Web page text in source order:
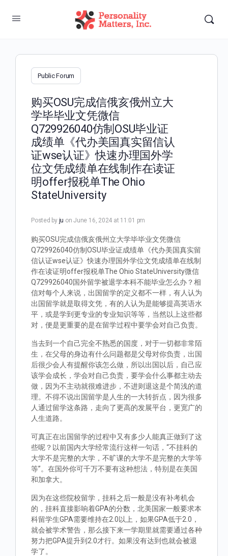
Public Forum
购买OSU完成信俄亥俄州立大
学毕毕业文凭微信
Q729926040仿制OSU毕业证
成绩单《代办美国真实留信认
证wse认证》快速办理国外学
位文凭成绩单在线制作在读证
明offer报税单The Ohio
StateUniversity
Posted by ju on June 16, 2024 at 11:01 pm
购买OSU完成信俄亥俄州立大学毕毕业文凭微信
Q729926040仿制OSU毕业证成绩单《代办美国真实留
信认证wse认证》快速办理国外学位文凭成绩单在线制
作在读证明offer报税单The Ohio StateUniversity微信
Q729926040国外留学被退学本科不能毕业怎么办？相
信对每个人来说，出国留学的定义都不一样，有人认为
出国留学就是取得文凭，有的人认为是能够提高英语水
平，或是学到更专业的专业知识等等，当然以上这些都
对，便是更重要的是在留学过程中要学会对自己负责。
当去到一个自己完全不熟悉的国度，对于一切都非常陌
生，在父母的身边有什么问题都是父母对你负责，出国
后很少会人有提醒你该怎么做，所以出国以后，自己应
该学会成长，学会对自己负责，要学会什么事都主动去
做，因为不主动就很难进步，不进则退这是个简浅的道
理。不得不说出国留学是人生的一大转折点，因为很多
人通过留学这条路，走向了更高的发展平台，更宽广的
人生道路。
可真正在出国留学的过程中又有多少人能真正做到了这
些呢？以前国内大学经常流行这样一句话，“不挂科的
大学不是完整的大学，不旷课的大学不是完整的大学等
等”。在国外你可千万不要有这种想法，特别是在美国
和加拿大。
因为在这些院校留学，挂科之后一般是没有补考机会
的，挂科直接影响着GPA的分数，北美国家一般要求本
科留学生GPA需要维持在2.0以上，如果GPA低于2.0，
就会被学术警告，那么接下来一学期里就需要通过各种
努力把GPA提升到2.0才行。如果没有达到也就会被退
学了。